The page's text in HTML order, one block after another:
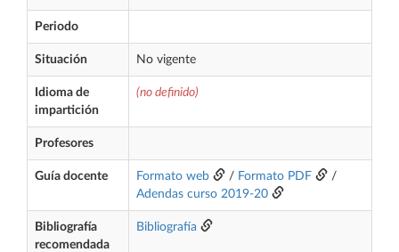
Periodo
Situación No vigente
Idioma de
impartición
(no definido)
Profesores
Guía docente Formato web / Formato PDF
/
Adendas curso 2019-20
Bibliografía
recomendada
Bibliografía